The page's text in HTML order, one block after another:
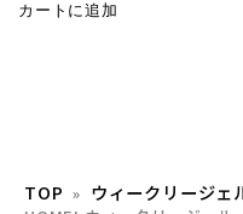
カートに追加
TOP ウィークリージェ